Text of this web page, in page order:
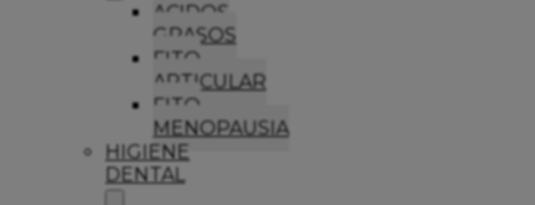
ACIDOS
GRASOS
FITO
ARTICULAR
FITO
MENOPAUSIA
HIGIENE
DENTAL